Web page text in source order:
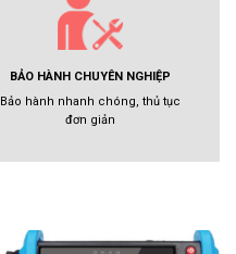
BẢO HÀNH CHUYÊN NGHIỆP
Bảo hành nhanh chóng, thủ tục
đơn giản